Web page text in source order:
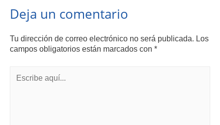
Deja un comentario
Tu dirección de correo electrónico no será publicada. Los
campos obligatorios están marcados con *